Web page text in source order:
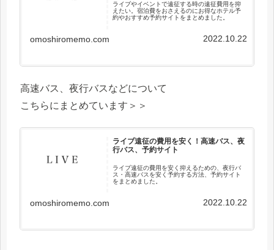
ライブやイベントで遠征する時の遠征費用を抑
えたい。宿泊費をおさえるのにお得なホテル予
約やおすすめ予約サイトをまとめました。
omoshiromemo.com 2022.10.22
高速バス、夜行バスなどについて
こちらにまとめています＞＞
ライブ遠征の費用を安く！高速バス、夜
行バス、予約サイト
ライブ遠征の費用を安く抑えるための、夜行バ
ス・高速バスを安く予約する方法、予約サイト
をまとめました。
omoshiromemo.com 2022.10.22